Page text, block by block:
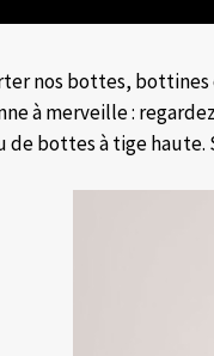
nos bottes,
à merveille :
de bottes à tige